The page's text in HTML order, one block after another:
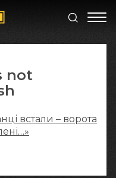
not
встали – ворота